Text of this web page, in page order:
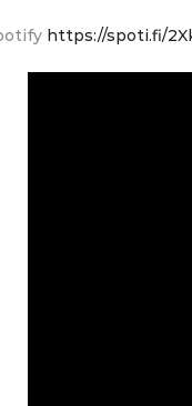
https://spoti.fi/